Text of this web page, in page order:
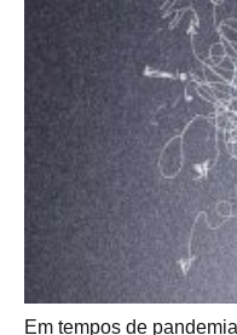
Em tempos de